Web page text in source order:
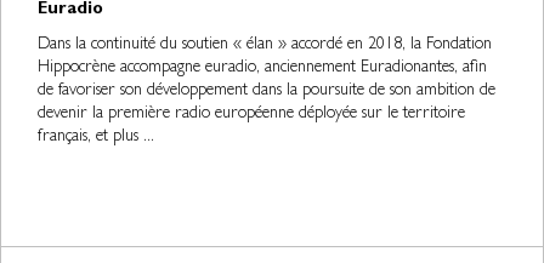
Euradio
Dans la continuité du soutien « élan » accordé en 2018, la Fondation
Hippocrène accompagne euradio, anciennement Euradionantes, afin
de favoriser son développement dans la poursuite de son ambition de
devenir la première radio européenne déployée sur le territoire
français, et plus ...